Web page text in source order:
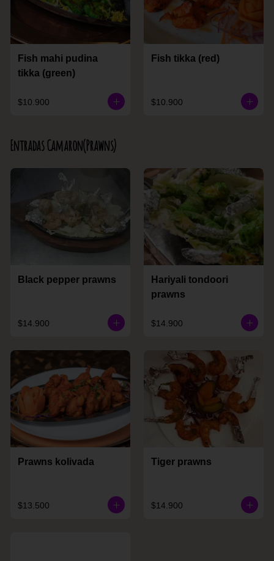
Fish mahi pudina
tikka (green)
$10.900
Fish tikka (red)
$10.900
Entradas Camaron(Prawns)
Black pepper prawns
$14.900
Hariyali tondoori
prawns
$14.900
Prawns kolivada
$13.500
Tiger prawns
$14.900